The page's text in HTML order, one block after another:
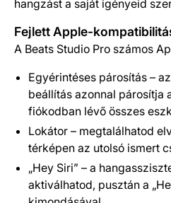
hangzást a saját igényeid
Fejlett Apple-
A Beats Studio Pro számos
Egyérintéses párosítás –
beállítás azonnal párosítja
fiókodban lévő összes
Lokátor – megtalálhatod
térképen az utolsó ismert
„Hey Siri” – a
aktiválhatod, pusztán a